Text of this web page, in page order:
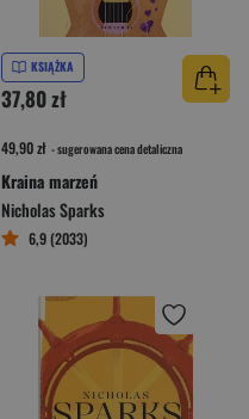
KSIĄŻKA
37,80 zł
49,90 zł - sugerowana cena detaliczna
Kraina marzeń
Nicholas Sparks
6,9 (2033)